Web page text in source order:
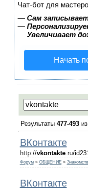
Чат-бот для
— Сам
—
— Увеличивает
Начать
Результаты 477-493из
ВКонтакте
http://vkontakte.ru/
Форум » ОБЩЕНИЕ »
ВКонтакте